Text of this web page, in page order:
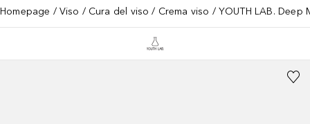
Homepage Viso Cura del viso Crema viso YOUTH LAB. Deep